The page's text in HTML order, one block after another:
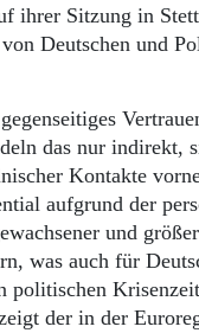
ihrer Sitzung in
Deutschen und
das nur indirekt,
Kontakte
aufgrund der
und
was auch für
politischen
der in der